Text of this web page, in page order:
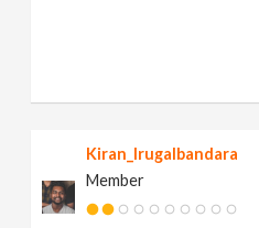
Kiran_Irugalbandara
Member